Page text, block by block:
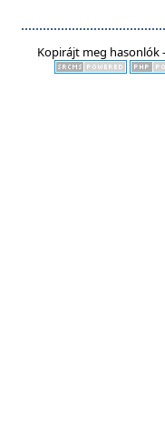
Kopirájt meg hasonlók